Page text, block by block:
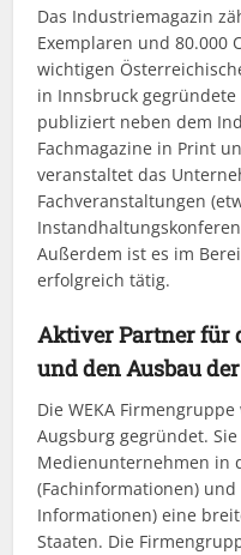
Das Industriemagazin
Exemplaren und 80.000
wichtigen
in Innsbruck
publiziert neben dem
Fachmagazine in Print
veranstaltet das
Fachveranstaltungen
Außerdem ist es im
erfolgreich tätig.
Aktiver Partner für
und den Ausbau
Die WEKA
Augsburg gegründet.
Medienunternehmen in
(Fachinformationen) und
Informationen) eine
Staaten. Die